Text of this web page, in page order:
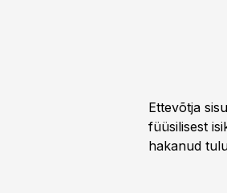
Ettevõtja
füüsilisest
hakanud